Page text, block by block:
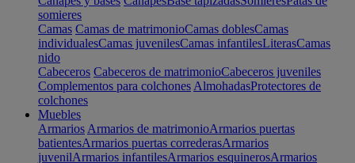
somieres
Camas Camas de matrimonioCamas doblesCamas
individualesCamas juvenilesCamas infantilesLiterasCamas
nido
Cabeceros Cabeceros de matrimonioCabeceros juveniles
Complementos para colchones AlmohadasProtectores de
colchones
Muebles
Armarios Armarios de matrimonioArmarios puertas
batientesArmarios puertas correderasArmarios
juvenilArmarios infantilesArmarios esquinerosArmarios